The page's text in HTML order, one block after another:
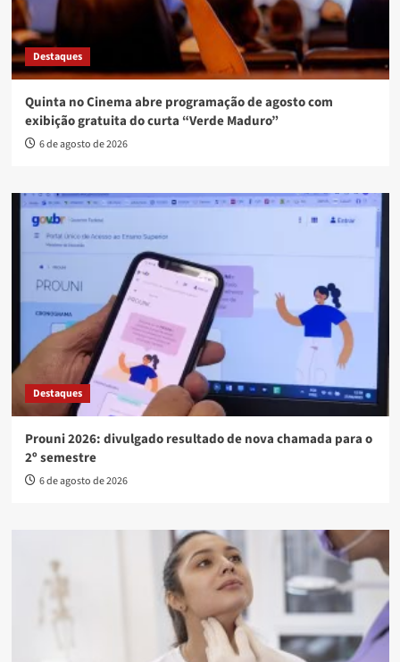
Destaques
Quinta no Cinema abre programação de agosto com
exibição gratuita do curta “Verde Maduro”
6 de agosto de 2026
Destaques
Prouni 2026: divulgado resultado de nova chamada para o
2º semestre
6 de agosto de 2026